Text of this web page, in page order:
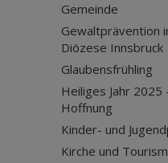
Gemeinde
Gewaltprävention
Diözese Innsbruck
Glaubensfrühling
Heiliges Jahr 2025
Hoffnung
Kinder- und
Kirche und